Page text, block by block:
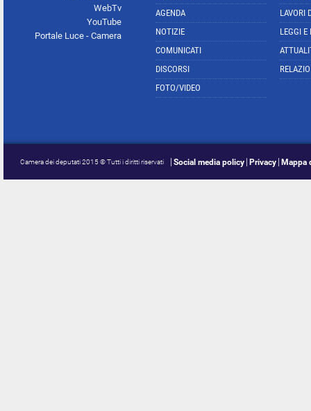
WebTv
YouTube
Portale Luce - Camera
AGENDA
NOTIZIE
COMUNICATI
DISCORSI
FOTO/VIDEO
LAVORI
LEGGI E
Camera dei deputati 2015 © Tutti i diritti riservati Social media policy Privacy Mappa